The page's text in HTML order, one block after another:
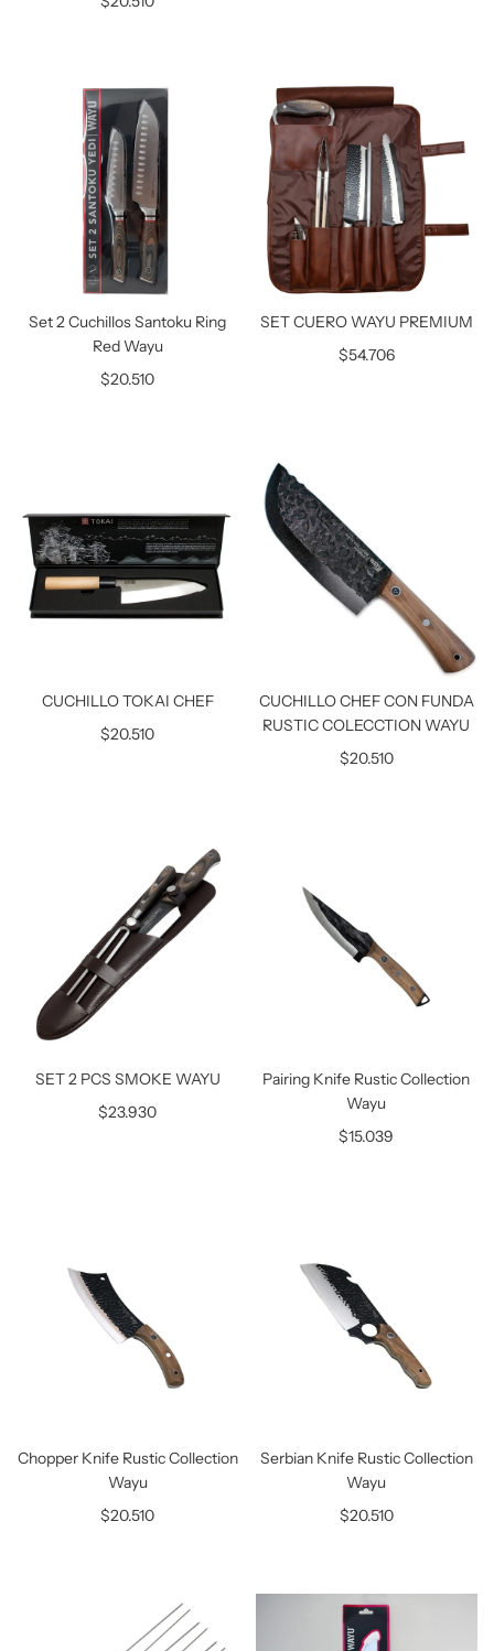
Set 2 Cuchillos Santoku Ring
Red Wayu
$20.510
SET CUERO WAYU PREMIUM
$54.706
CUCHILLO TOKAI CHEF
$20.510
CUCHILLO CHEF CON FUNDA
RUSTIC COLECCTION WAYU
$20.510
SET 2 PCS SMOKE WAYU
$23.930
Pairing Knife Rustic Collection
Wayu
$15.039
Chopper Knife Rustic Collection
Wayu
$20.510
Serbian Knife Rustic Collection
Wayu
$20.510